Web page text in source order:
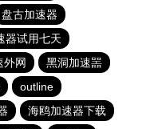
盘古加速器
器试用七天
外网
黑洞加速噐
outline
海鸥加速器下载